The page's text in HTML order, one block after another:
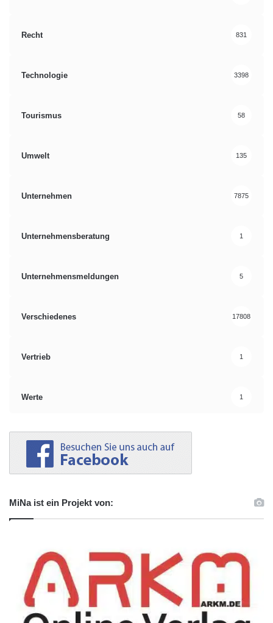
Recht 831
Technologie 3398
Tourismus 58
Umwelt 135
Unternehmen 7875
Unternehmensberatung 1
Unternehmensmeldungen 5
Verschiedenes 17808
Vertrieb 1
Werte 1
MiNa ist ein Projekt von: